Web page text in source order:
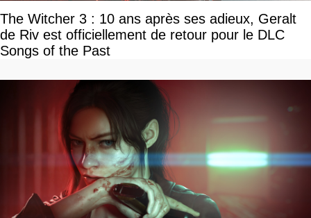
The Witcher 3 : 10 ans après ses adieux, Geralt
de Riv est officiellement de retour pour le DLC
Songs of the Past